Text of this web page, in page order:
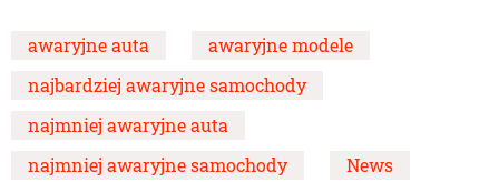
awaryjne auta
awaryjne modele
najbardziej awaryjne samochody
najmniej awaryjne auta
najmniej awaryjne samochody
News